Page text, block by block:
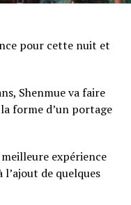
pour cette nuit et
Shenmue va faire
forme d’un portage
expérience
l’ajout de quelques